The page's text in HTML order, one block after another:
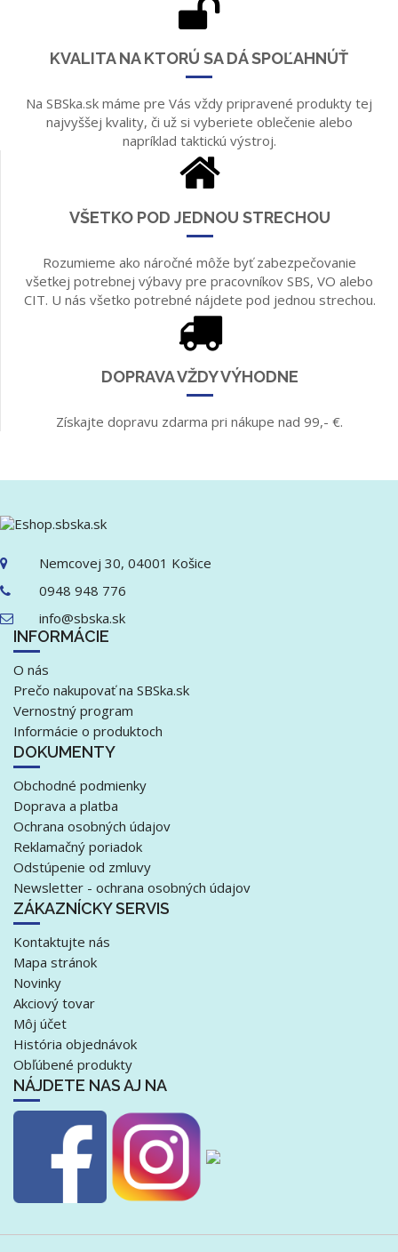
KVALITA NA KTORÚ SA DÁ SPOĽAHNÚŤ
Na SBSka.sk máme pre Vás vždy pripravené produkty tej
najvyššej kvality, či už si vyberiete oblečenie alebo
napríklad taktickú výstroj.
VŠETKO POD JEDNOU STRECHOU
Rozumieme ako náročné môže byť zabezpečovanie
všetkej potrebnej výbavy pre pracovníkov SBS, VO alebo
CIT. U nás všetko potrebné nájdete pod jednou strechou.
DOPRAVA VŽDY VÝHODNE
Získajte dopravu zdarma pri nákupe nad 99,- €.
Nemcovej 30, 04001 Košice
0948 948 776
info@sbska.sk
INFORMÁCIE
O nás
Prečo nakupovať na SBSka.sk
Vernostný program
Informácie o produktoch
DOKUMENTY
Obchodné podmienky
Doprava a platba
Ochrana osobných údajov
Reklamačný poriadok
Odstúpenie od zmluvy
Newsletter - ochrana osobných údajov
ZÁKAZNÍCKY SERVIS
Kontaktujte nás
Mapa stránok
Novinky
Akciový tovar
Môj účet
História objednávok
Obľúbené produkty
NÁJDETE NAS AJ NA